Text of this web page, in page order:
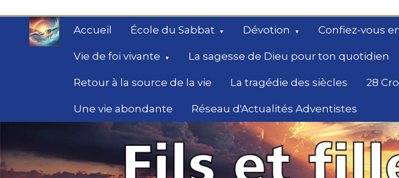
contenu
Accueil École du Sabbat Dévotion Confiez-vous
Vie de foi vivante La sagesse de Dieu pour ton quotidien
Retour à la source de la vie La tragédie des siècles 28
Une vie abondante Réseau d'Actualités Adventistes
Secrets de la Bible
Des éclairages bibliques pour ceux qui cherchent un
chemin